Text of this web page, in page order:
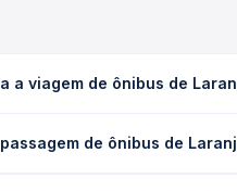
a viagem de ônibus de
ou leito) e as condições
de ônibus de